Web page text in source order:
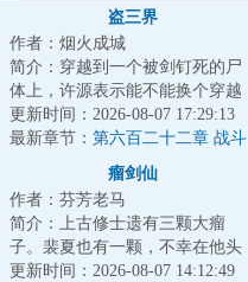
盗三界
作者：烟火成城
简介：穿越到一个被剑钉死的尸
体上，许源表示能不能换个穿越
对象，否则自己一附身就又又又
死了。面对这位...
更新时间：2026-08-07 17:29:13
最新章节： 第六百二十二章 战斗
瘤剑仙
作者：芬芳老马
简介：上古修士遗有三颗大瘤
子。裴夏也有一颗，不幸在他头
里。瘤子告诉裴夏：“你太辛苦
更新时间：2026-08-07 14:12:49